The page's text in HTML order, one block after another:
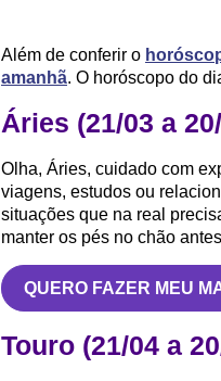
Além de conferir o
amanhã. O horóscopo do
Áries (21/03 a
Olha, Áries, cuidado com
viagens, estudos ou
situações que na real
manter os pés no chão
QUERO FAZER MEU
Touro (21/04 a